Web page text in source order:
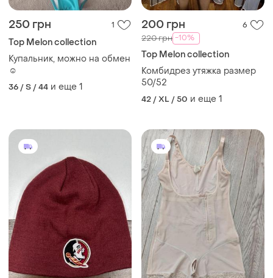
250 грн 1
Top Melon collection
Купальник, можно на обмен
☺️
36 / S / 44 и еще 1
200 грн 6
220 грн -10%
Top Melon collection
Комбидрез утяжка размер
50/52
42 / XL / 50 и еще 1